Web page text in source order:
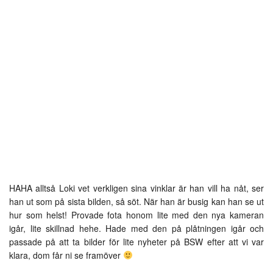
HAHA alltså Loki vet verkligen sina vinklar är han vill ha nåt, ser
han ut som på sista bilden, så söt. När han är busig kan han se ut
hur som helst! Provade fota honom lite med den nya kameran
igår, lite skillnad hehe. Hade med den på plåtningen igår och
passade på att ta bilder för lite nyheter på BSW efter att vi var
klara, dom får ni se framöver